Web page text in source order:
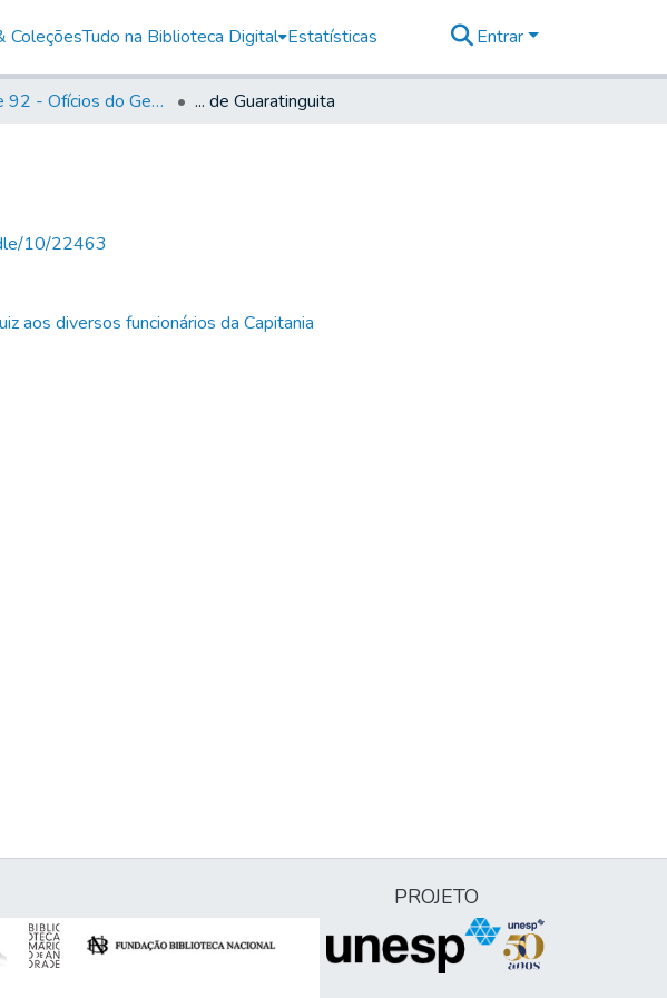
ColeçõesTudo na Biblioteca Digital Estatísticas Entrar
Volume 92 - Ofícios do General D. Luiz aos diversos funcionários da Capitania (1768- 1772) ... de Guaratinguita
10/22463
aos diversos funcionários da Capitania
PROJETO